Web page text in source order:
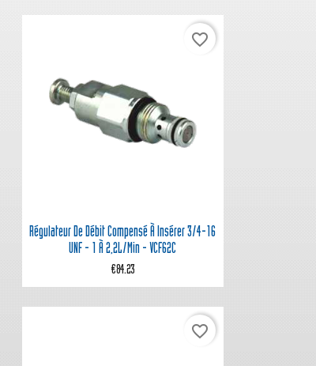
Quick view
Régulateur De Débit Compensé À Insérer 3/4-16
UNF - 1 À 2,2L/min - VCF62C
€84.23
favorite_border
favorite_border